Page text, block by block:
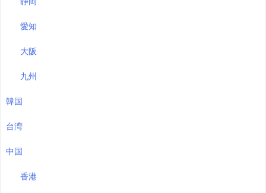
愛知
大阪
九州
韓国
台湾
中国
香港